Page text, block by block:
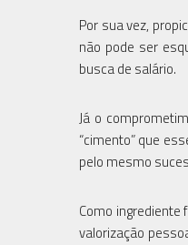
Por sua vez,
não pode ser
busca de salário.
Já o
“cimento” que
pelo mesmo
Como
valorização